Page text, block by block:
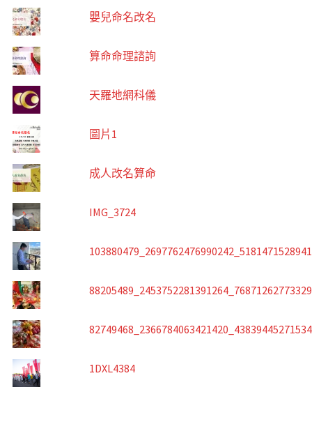
嬰兒命名改名
算命命理諮詢
天羅地網科儀
圖片1
成人改名算命
IMG_3724
1DXL4384